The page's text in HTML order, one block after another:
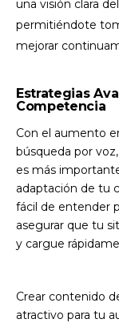
una visión clara
permitiéndote
mejorar
Estrategias
Competencia
Con el aumento
búsqueda por
es más
adaptación de tu
fácil de entender
asegurar que tu
y cargue
Crear contenido
atractivo para tu